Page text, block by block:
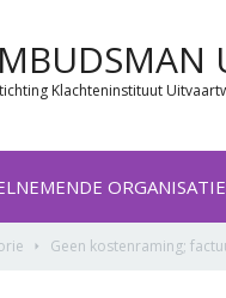
Klachteninstituut
Geen kostenraming;